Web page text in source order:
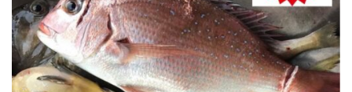
料理屋・飲食店向け
よくある質問
お問い合わせ
料理屋・飲食店向け
よくある質問
お問い合わせ